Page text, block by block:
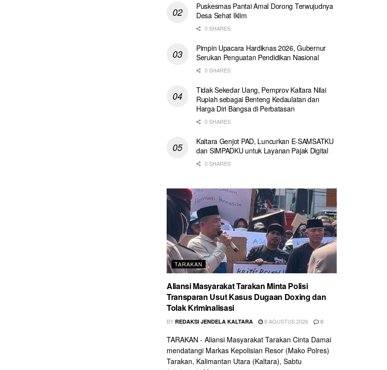
Puskesmas Pantai Amal Dorong Terwujudnya
Desa Sehat Iklim
0 SHARES
Pimpin Upacara Hardiknas 2026, Gubernur
Serukan Penguatan Pendidikan Nasional
0 SHARES
Tidak Sekedar Uang, Pemprov Kaltara Nilai
Rupiah sebagai Benteng Kedaulatan dan
Harga Diri Bangsa di Perbatasan
0 SHARES
Kaltara Genjot PAD, Luncurkan E-SAMSATKU
dan SIMPADKU untuk Layanan Pajak Digital
0 SHARES
TARAKAN
Aliansi Masyarakat Tarakan Minta Polisi
Transparan Usut Kasus Dugaan Doxing dan
Tolak Kriminalisasi
BY REDAKSI JENDELA KALTARA 8 AGUSTUS 2026 0
TARAKAN - Aliansi Masyarakat Tarakan Cinta Damai
mendatangi Markas Kepolisian Resor (Mako Polres)
Tarakan, Kalimantan Utara (Kaltara), Sabtu